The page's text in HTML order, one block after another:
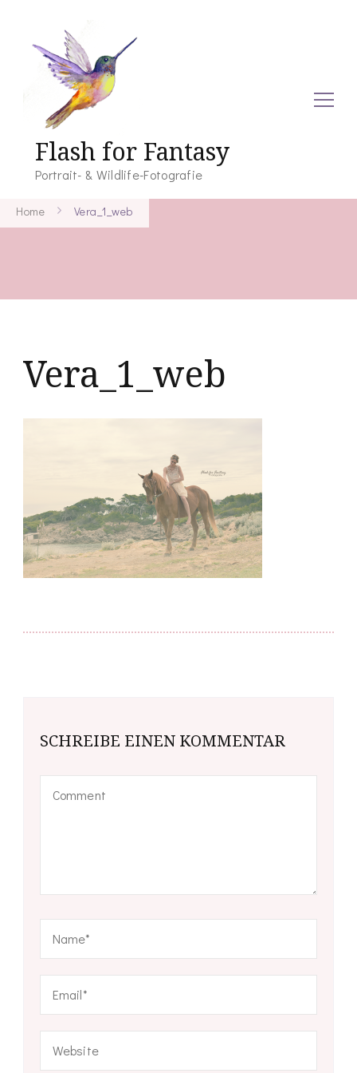
Flash for Fantasy
Portrait- & Wildlife-Fotografie
Home Vera_1_web
Vera_1_web
SCHREIBE EINEN KOMMENTAR